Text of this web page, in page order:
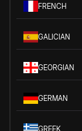
FRENCH
GALICIAN
GEORGIAN
GERMAN
GREEK